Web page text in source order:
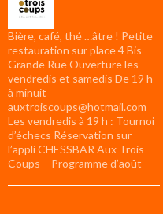
Bière, café, thé …âtre ! Petite
restauration sur place 4 Bis
Grande Rue Ouverture les
vendredis et samedis De 19 h
à minuit
auxtroiscoups@hotmail.com
Les vendredis à 19 h : Tournoi
d’échecs Réservation sur
l’appli CHESSBAR Aux Trois
Coups – Programme d’août